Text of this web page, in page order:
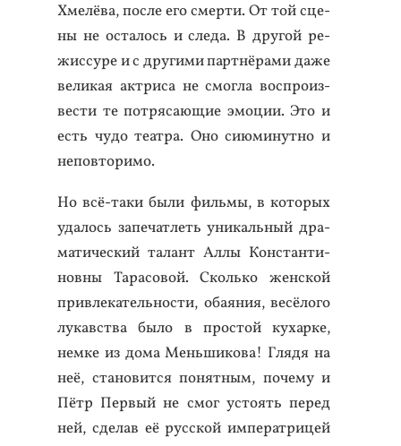
Хме­лёва, пос­ле его смер­ти. От той сце­
ны не ос­та­лось и сле­да. В дру­гой ре­
жис­су­ре и с дру­гими пар­тнё­рами да­же
ве­ликая ак­три­са не смог­ла вос­про­из­
вести те пот­ря­са­ющие эмо­ции. Это и
есть чу­до те­ат­ра. Оно си­юми­нут­но и
не­пов­то­римо.
Но всё-та­ки бы­ли филь­мы, в ко­торых
уда­лось за­печат­леть уни­каль­ный дра­
мати­чес­кий та­лант Ал­лы Кон­стан­ти­
нов­ны Та­расо­вой. Сколь­ко жен­ской
прив­ле­катель­нос­ти, оба­яния, ве­сёло­го
лу­кавс­тва бы­ло в прос­той ку­хар­ке,
нем­ке из до­ма Мень­ши­кова! Гля­дя на
неё, ста­новит­ся по­нят­ным, по­чему и
Пётр Пер­вый не смог ус­то­ять пе­ред
ней, сде­лав её рус­ской им­пе­рат­ри­цей